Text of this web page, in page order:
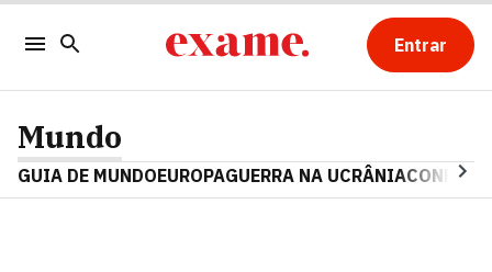
Entrar
Mundo
GUIA DE MUNDOEUROPAGUERRA NA UCRÂNIA